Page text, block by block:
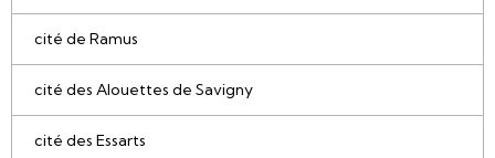
cité de Ramus
cité des Alouettes de Savigny
cité des Essarts